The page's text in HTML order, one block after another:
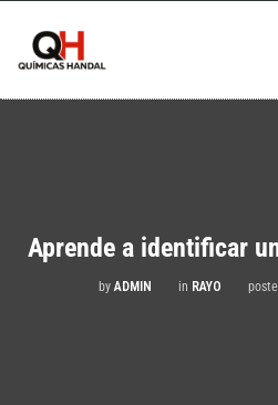
Aprende a identificar
by ADMIN in RAYO